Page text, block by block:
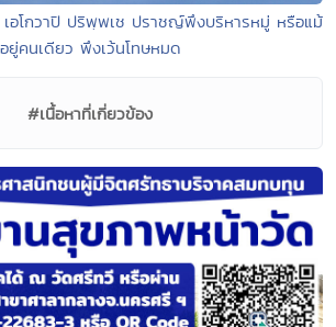
อโกวาปิ ปริพฺพเช ปราชญ์พึงบริหารหมู่ หรือแม้
อยู่คนเดียว พึงเว้นโทษหมด
#เนื้อหาที่เกี่ยวข้อง